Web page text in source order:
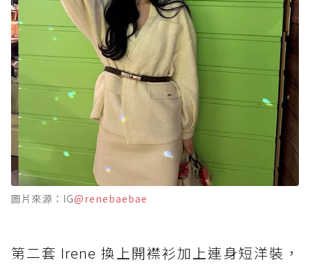
圖片來源：IG@renebaebae
第二套 Irene 換上開襟衫加上連身短洋裝，